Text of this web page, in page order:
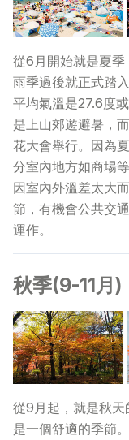
從6月開始就是夏
雨季過後就正式踏
平均氣溫是27.6度
是上山郊遊避暑，
花大會舉行。因為
分室內地方如商場
因室內外溫差太大
節，有機會公共交
運作。
秋季(9-11月)
從9月起，就是秋
是一個舒適的季節